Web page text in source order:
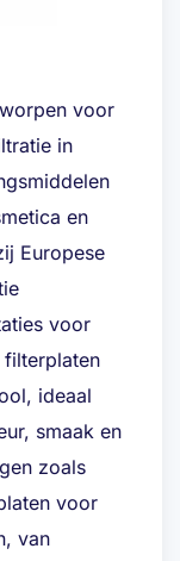
voor
in
en
Europese
voor
filterplaten
ideaal
smaak en
zoals
voor
van